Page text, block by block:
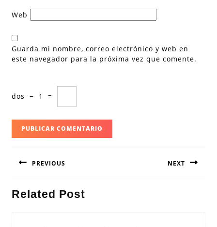
Web
Guarda mi nombre, correo electrónico y web en
este navegador para la próxima vez que comente.
dos − 1 =
de
PREVIOUS
anterior:
NEXT
Related Post